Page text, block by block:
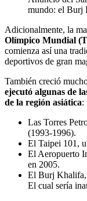
mundo: el Burj
Adicionalmente, la
Olímpico Mundial
comienza así una
deportivos de gran
También creció
ejecutó algunas de
de la región asiática:
Las Torres
(1993-1996).
El Taipei 101,
El Aeropuerto
en 2005.
El Burj Khalifa,
El cual sería